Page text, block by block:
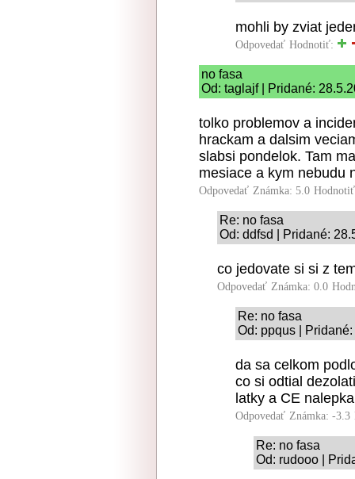
mohli by zviat
Odpovedať Hodnotiť:
no fasa
Od: taglajf | Pridané:
tolko problemov a
hrackam a dalsim
slabsi pondelok. Tam
mesiace a kym nebudu
Odpovedať Známka: 5.0
Re: no fasa
Od: ddfsd | Pridané:
co jedovate si si z
Odpovedať Známka: 0.0
Re: no fasa
Od: ppqus |
da sa celkom
co si odtial
latky a CE
Odpovedať Známka: -3.3
Re: no fasa
Od: rudooo |